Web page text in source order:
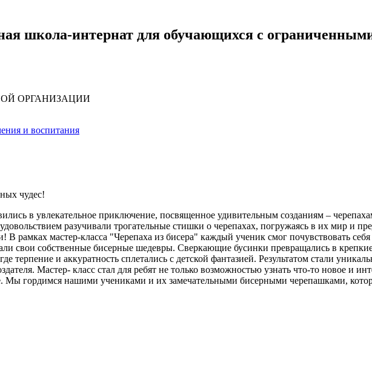
школа-интернат для обучающихся с
ОРГАНИЗАЦИИ
и воспитания
чудес!
в увлекательное приключение, посвященное удивительным созданиям –
разучивали трогательные стишки о черепахах, погружаясь в их мир и
рамках мастер-класса "Черепаха из бисера" каждый ученик смог почувствовать
свои собственные бисерные шедевры. Сверкающие бусинки превращались в
и аккуратность сплетались с детской фантазией. Результатом стали
Мастер- класс стал для ребят не только возможностью узнать что-то новое и
Мы гордимся нашими учениками и их замечательными бисерными черепашками,